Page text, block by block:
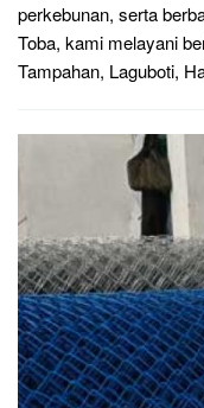
perkebunan, serta
Toba, kami melayani
Tampahan, Laguboti,